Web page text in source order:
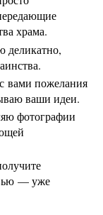
храма.
деликатно,
вами пожелания
ваши идеи.
фотографии
— уже